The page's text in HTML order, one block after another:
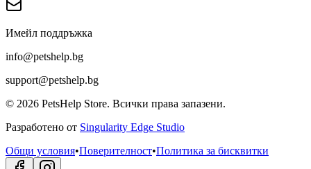
Имейл поддръжка
info@petshelp.bg
support@petshelp.bg
© 2026 PetsHelp Store. Всички права запазени.
Разработено от Singularity Edge Studio
Общи условия•Поверителност•Политика за бисквитки